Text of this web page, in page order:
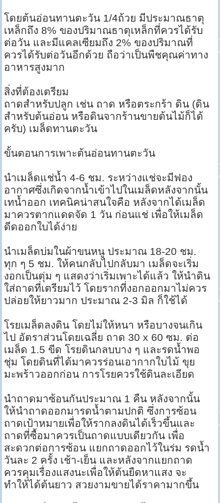
โดยต้นอ่อนทานตะวัน 1/4ถ้วย มีประมาณธาตุ
เหล็กถึง 8% ของปริมาณธาตุเหล็กที่ควรได้รับ
ต่อวัน และมีแคลเซียมถึง 2% ของปริมาณที่
ควรได้รับต่อวันอีกด้วย ถือว่าเป็นพืชคุณค่าทาง
อาหารสูงมาก
สิ่งที่ต้องเตรียม
ถาดสำหรับปลูก เช่น ถาด หรือตระกร้า ดิน (ดิน
สำหรับต้นอ่อน หรือดินจากร้านขายต้นไม้ก็ได้
ครับ) เมล็ดทานตะวัน
ขั้นตอนการเพาะต้นอ่อนทานตะวัน
นำเมล็ดแช่น้ำ 4-6 ชม. ระหว่างแช่จะมีฟอง
อากาศซึ่งเกิดจากน้ำเข้าไปในเมล็ดหลังจากนั้น
เทน้ำออก เทคนิคน่าสนใจคือ หลังจากได้เมล็ด
มาควรตากแดดจัด 1 วัน ก่อนแช่ เพื่อให้เมล็ด
ดีดออกใบได้ง่าย
นำเมล็ดบ่มในผ้าขนหนู ประมาณ 18-20 ชม.
ทุก ๆ 5 ชม. ให้คนกลับไปกลับมา เมล็ดจะเริ่ม
งอกเป็นตุ่ม ๆ แสดงว่าเริ่มเพาะได้แล้ว ให้นำดิน
ใส่ถาดที่เตรียมไว้ โดยรากที่งอกออกมาไม่ควร
ปล่อยให้ยาวมาก ประมาณ 2-3 มิล ก็ใช้ได้
โรยเมล็ดลงดิน โดยไม่ให้หนา หรือบางจนเกิน
ไป อัตราส่วนโดยเฉลี่ย ถาด 30 x 60 ซม. ต่อ
เมล็ด 1.5 ขีด โรยดินกลบบาง ๆ และรดน้ำพอ
ชุ่ม โดยดินที่ได้มาควรร่อนเอากากใบไม้ ขุย
มะพร้าวออกก่อน การโรยควรใช้ดินละเอียด
นำถาดมาซ้อนกันประมาณ 1 คืน หลังจากนั้น
ให้นำถาดออกมารดน้ำตามปกติ ซึ่งการซ้อน
ถาดเป้าหมายเพื่อให้รากลงดินได้เร็วขึ้นและ
ถาดที่ซื้อมาควรเป็นถาดแบบเดียวกัน เพื่อ
สะดวกต่อการซ้อน แยกถาดออกไว้ในร่ม รดน้ำ
วันละ 2 ครั้ง เช้า-เย็น และหลังจากแยกถาด
ควรคุมเรื่องแสงนะเพื่อให้ต้นยืดหาแสง จะ
ทำให้ได้ต้นยาว สวยงามขายได้ราคามากขึ้น